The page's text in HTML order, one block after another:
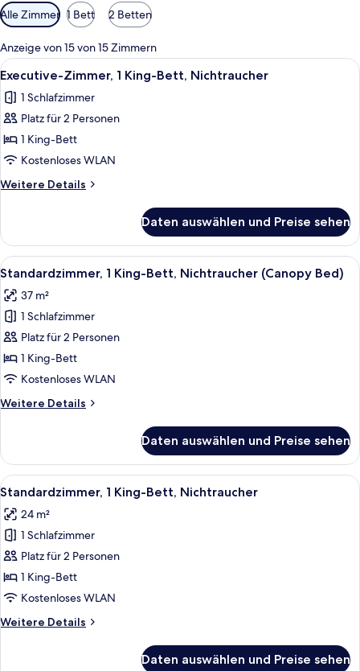
Verfügbare
Filter
für
Zimmer
Alle Zimmer 1 Bett 2 Betten
Anzeige von 15 von 15 Zimmern
Alle
Fotos
für
Executive-
Zimmer,
1 King-
Bett,
Nichtraucher
Ein Hotelzimmer mit einer
4
Executive-Zimmer, 1 King-Bett, Nichtraucher
1 Schlafzimmer
Platz für 2 Personen
1 King-Bett
Kostenloses WLAN
Weitere Details
Weitere
Zimmer,
1 King-
Bett,
Daten auswählen und Preise sehen
Alle
Fotos
für
Standardzimmer,
1 King-
Bett,
Nichtraucher
Bed)
Ein Bett mit Baldachin, mit
5
Standardzimmer, 1 King-Bett, Nichtraucher (Canopy Bed)
37 m²
1 Schlafzimmer
Platz für 2 Personen
1 King-Bett
Kostenloses WLAN
Weitere Details
Weitere
1 King-
Bett,
Nichtraucher
Bed)
Daten auswählen und Preise sehen
Alle
Fotos
für
Standardzimmer,
1 King-
Bett,
Nichtraucher
Ein Hotelzimmer mit einem großen
6
Standardzimmer, 1 King-Bett, Nichtraucher
24 m²
1 Schlafzimmer
Platz für 2 Personen
1 King-Bett
Kostenloses WLAN
Weitere Details
Weitere
Daten auswählen und Preise sehen